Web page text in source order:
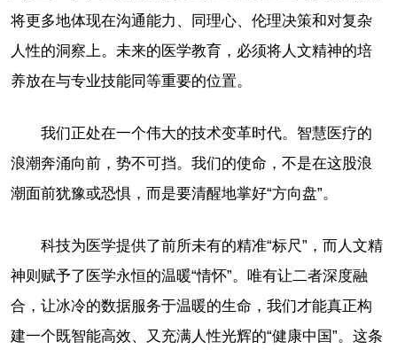
将更多地体现在沟通能力、同理心、伦理决策和对复杂
人性的洞察上。未来的医学教育，必须将人文精神的培
养放在与专业技能同等重要的位置。
我们正处在一个伟大的技术变革时代。智慧医疗的
浪潮奔涌向前，势不可挡。我们的使命，不是在这股浪
潮面前犹豫或恐惧，而是要清醒地掌好“方向盘”。
科技为医学提供了前所未有的精准“标尺”，而人文精
神则赋予了医学永恒的温暖“情怀”。唯有让二者深度融
合，让冰冷的数据服务于温暖的生命，我们才能真正构
建一个既智能高效、又充满人性光辉的“健康中国”。这条